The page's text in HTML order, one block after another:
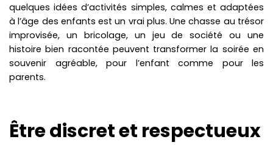
quelques idées d’activités simples, calmes et adaptées
à l’âge des enfants est un vrai plus. Une chasse au trésor
improvisée, un bricolage, un jeu de société ou une
histoire bien racontée peuvent transformer la soirée en
souvenir agréable, pour l’enfant comme pour les
parents.
Être discret et respectueux